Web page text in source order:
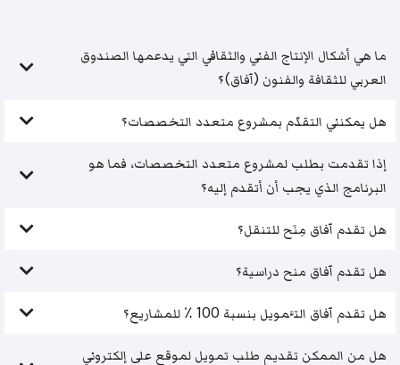
ما هي أشكال الإنتاج الفني والثقافي التي يدعمها الصندوق
العربي للثقافة والفنون (آفاق)؟
هل يمكنني التقدّم بمشروع متعدد التخصصات؟
إذا تقدمت بطلب لمشروع متعدد التخصصات، فما هو
البرنامج الذي يجب أن أتقدم إليه؟
هل تقدم آفاق مِنَح للتنقل؟
هل تقدم آفاق منح دراسية؟
هل تقدم آفاق التَّمويل بنسبة 100 ٪ للمشاريع؟
هل من الممكن تقديم طلب تمويل لموقع على إلكتروني